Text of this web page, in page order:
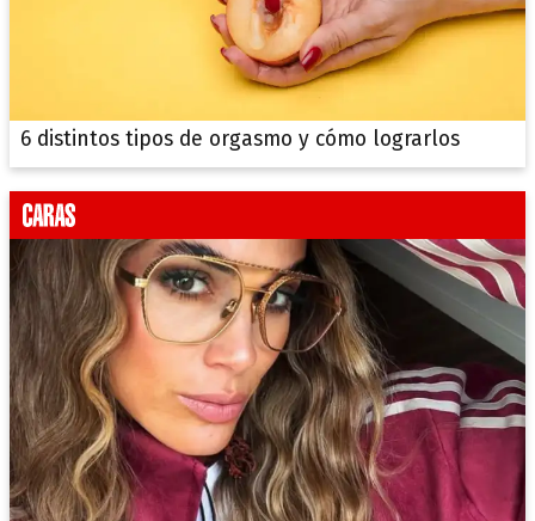
6 distintos tipos de orgasmo y cómo lograrlos